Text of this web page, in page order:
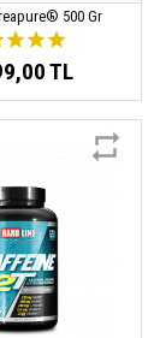
500 Gr
TL